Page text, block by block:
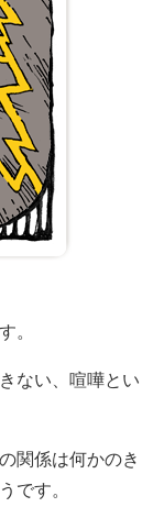
。
ない、喧嘩とい
関係は何かのき
です。